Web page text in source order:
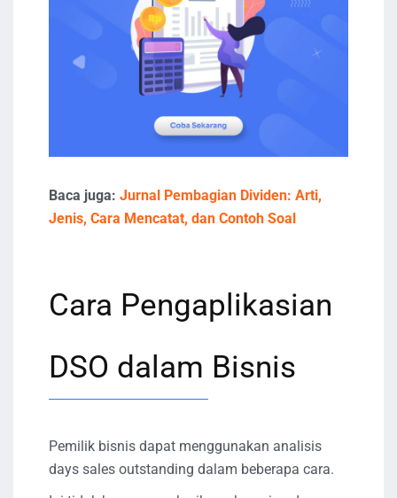
Baca juga: Jurnal Pembagian Dividen: Arti,
Jenis, Cara Mencatat, dan Contoh Soal
Cara Pengaplikasian
DSO dalam Bisnis
Pemilik bisnis dapat menggunakan analisis
days sales outstanding dalam beberapa cara.